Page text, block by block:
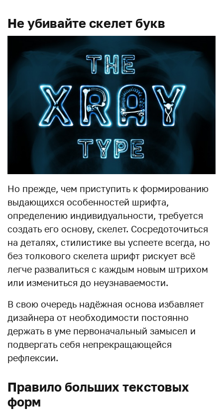
Не убивайте скелет букв
Но прежде, чем приступить к формированию
выдающихся особенностей шрифта,
определению индивидуальности, требуется
создать его основу, скелет. Сосредоточиться
на деталях, стилистике вы успеете всегда, но
без толкового скелета шрифт рискует всё
легче развалиться с каждым новым штрихом
или измениться до неузнаваемости.
В свою очередь надёжная основа избавляет
дизайнера от необходимости постоянно
держать в уме первоначальный замысел и
подвергать себя непрекращающейся
рефлексии.
Правило больших текстовых
форм